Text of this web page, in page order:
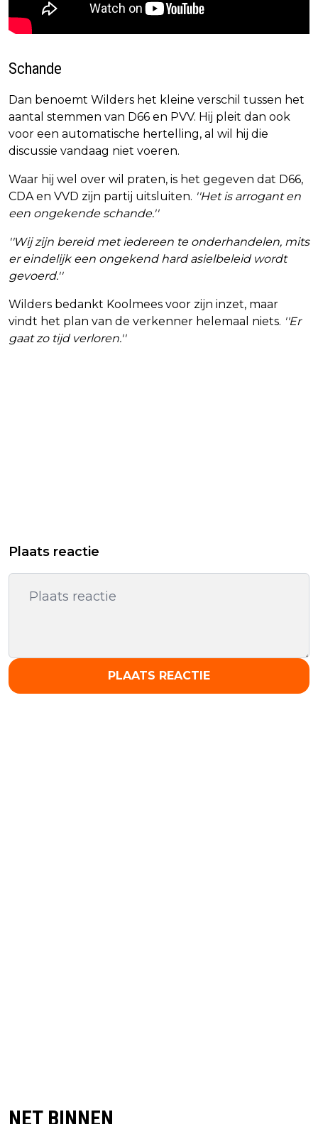
Schande
Dan benoemt Wilders het kleine verschil tussen het
aantal stemmen van D66 en PVV. Hij pleit dan ook
voor een automatische hertelling, al wil hij die
discussie vandaag niet voeren.
Waar hij wel over wil praten, is het gegeven dat D66,
CDA en VVD zijn partij uitsluiten. ''Het is arrogant en
een ongekende schande.''
''Wij zijn bereid met iedereen te onderhandelen, mits
er eindelijk een ongekend hard asielbeleid wordt
gevoerd.''
Wilders bedankt Koolmees voor zijn inzet, maar
vindt het plan van de verkenner helemaal niets. ''Er
gaat zo tijd verloren.''
Plaats reactie
PLAATS REACTIE
NET BINNEN